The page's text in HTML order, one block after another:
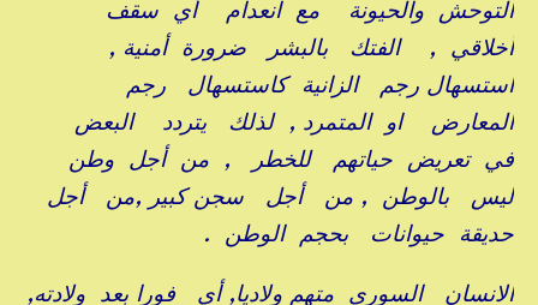
التوحش والحيونة مع انعدام أي سقف
أخلاقي , الفتك بالبشر ضرورة أمنية ,
استسهال رجم الزانية كاستسهال رجم
المعارض او المتمرد , لذلك يتردد البعض
في تعريض حياتهم للخطر , من أجل وطن
ليس بالوطن , من أجل سجن كبير ,من أجل
حديقة حيوانات بحجم الوطن .
الانسان السوري متهم ولاديا, أي فورا بعد ولادته,